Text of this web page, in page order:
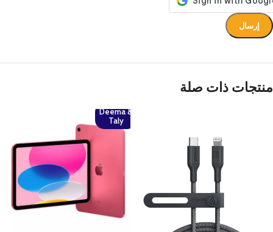
منتجات ذات صلة
Deema &
Taly